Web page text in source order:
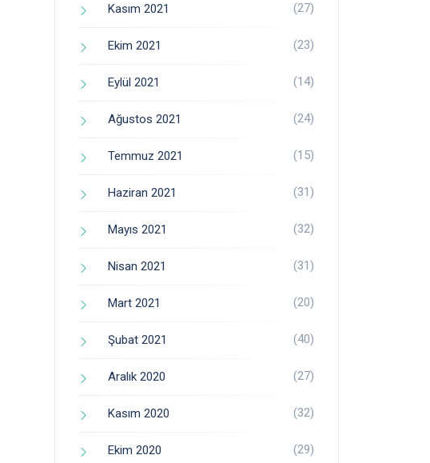
Kasım 2021 (27)
Ekim 2021 (23)
Eylül 2021 (14)
Ağustos 2021 (24)
Temmuz 2021 (15)
Haziran 2021 (31)
Mayıs 2021 (32)
Nisan 2021 (31)
Mart 2021 (20)
Şubat 2021 (40)
Aralık 2020 (27)
Kasım 2020 (32)
Ekim 2020 (29)